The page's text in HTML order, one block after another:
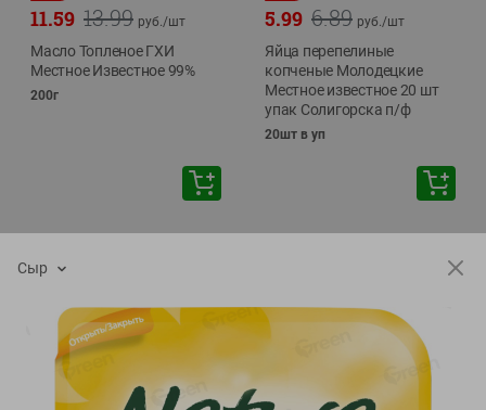
13.99
11.59 руб./шт
Масло Топленое ГХИ
Местное Известное 99%
200г
6.89
5.99 руб./шт
Яйца перепелиные
копченые Молодецкие
Местное известное 20 шт
упак Солигорска п/ф
20шт в уп
20 -
Сыр